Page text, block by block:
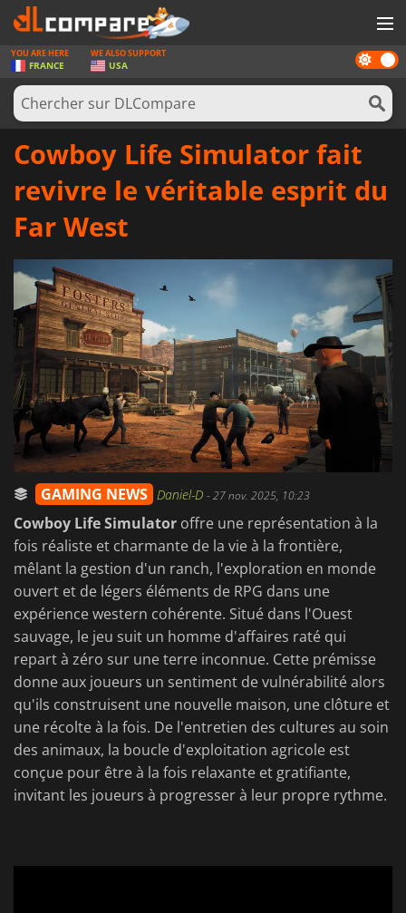
JEUX
CARTES PRÉPAYÉES
LOGICIELS
SE CONNECTER OU S'INSCRIRE
Dark
mode
YOU ARE HERE
FRANCE
WE ALSO SUPPORT
USA
Cowboy Life Simulator fait
revivre le véritable esprit du
Far West
GAMING NEWS Daniel-D -27 nov. 2025, 10:23
Cowboy Life Simulator offre une représentation à la
fois réaliste et charmante de la vie à la frontière,
mêlant la gestion d'un ranch, l'exploration en monde
ouvert et de légers éléments de RPG dans une
expérience western cohérente. Situé dans l'Ouest
sauvage, le jeu suit un homme d'affaires raté qui
repart à zéro sur une terre inconnue. Cette prémisse
donne aux joueurs un sentiment de vulnérabilité alors
qu'ils construisent une nouvelle maison, une clôture et
une récolte à la fois. De l'entretien des cultures au soin
des animaux, la boucle d'exploitation agricole est
conçue pour être à la fois relaxante et gratifiante,
invitant les joueurs à progresser à leur propre rythme.